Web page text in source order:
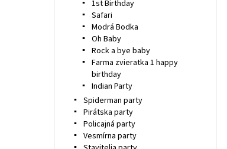
1st Birthday
Safari
Modrá Bodka
Oh Baby
Rock a bye baby
Farma zvieratka 1 happy
birthday
Indian Party
Spiderman party
Pirátska party
Policajná party
Vesmírna party